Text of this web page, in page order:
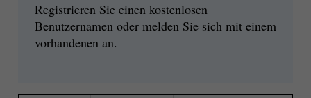
Registrieren Sie einen kostenlosen
Benutzernamen oder melden Sie sich mit einem
vorhandenen an.